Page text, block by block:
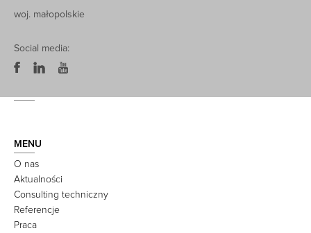
woj. małopolskie
Social media:
MENU
O nas
Aktualności
Consulting techniczny
Referencje
Praca